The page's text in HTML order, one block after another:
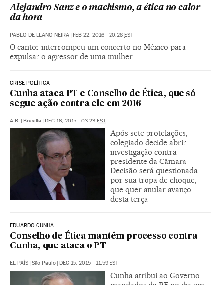
Alejandro Sanz e o machismo, a ética no calor
da hora
PABLO DE LLANO NEIRA | FEB 22, 2016 - 20:28 EST
O cantor interrompeu um concerto no México para
expulsar o agressor de uma mulher
CRISE POLÍTICA
Cunha ataca PT e Conselho de Ética, que só
segue ação contra ele em 2016
A.B. | Brasília | DEC 16, 2015 - 03:23 EST
Após sete protelações,
colegiado decide abrir
investigação contra
presidente da Câmara
Decisão será questionada
por sua tropa de choque,
que quer anular avanço
desta terça
EDUARDO CUNHA
Conselho de Ética mantém processo contra
Cunha, que ataca o PT
EL PAÍS | São Paulo | DEC 15, 2015 - 11:59 EST
Cunha atribui ao Governo